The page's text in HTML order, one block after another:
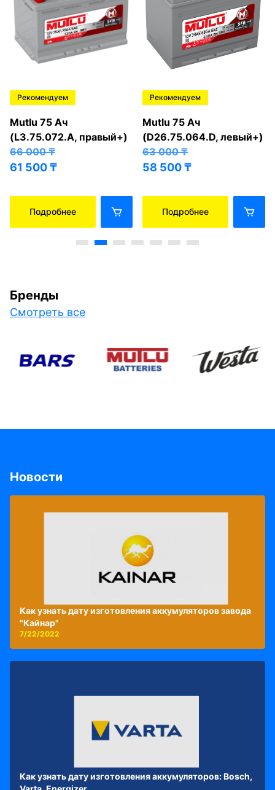
Рекомендуем
Mutlu 75 Ач
(L3.75.072.A, правый+)
66 000₸
61 500₸
Подробнее
Рекомендуем
Mutlu 75 Ач
(D26.75.064.D, левый+)
63 000₸
58 500₸
Подробнее
Бренды
Смотреть все
Новости
Как узнать дату изготовления аккумуляторов завода
"Кайнар"
7/22/2022
Как узнать дату изготовления аккумуляторов: Bosch,